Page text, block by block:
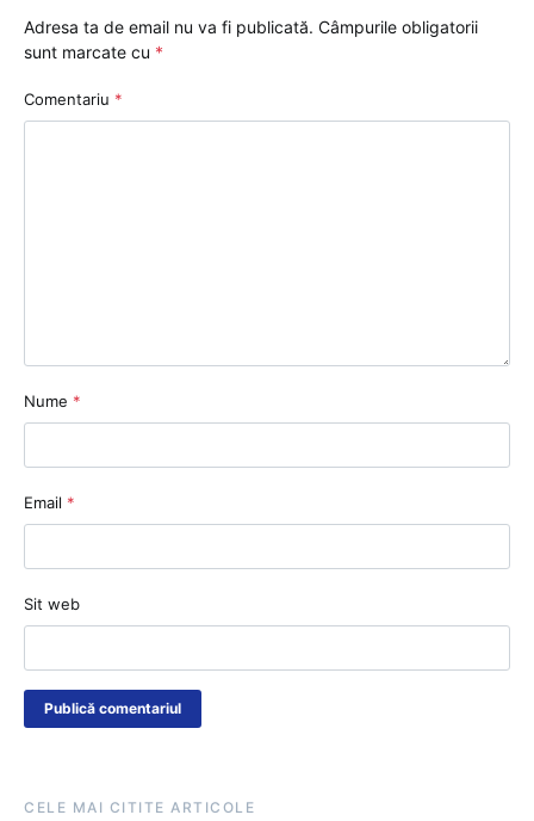
Adresa ta de email nu va fi publicată. Câmpurile obligatorii
sunt marcate cu *
Comentariu *
Nume *
Email *
Sit web
CELE MAI CITITE ARTICOLE